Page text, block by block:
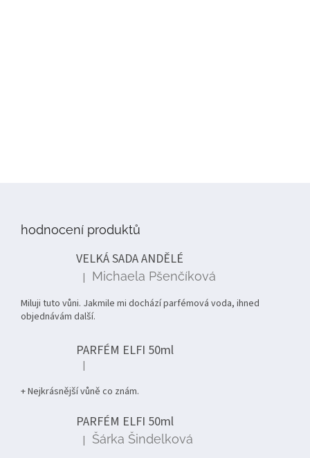
hodnocení produktů
VELKÁ SADA ANDĚLÉ
Hodnocení produktu je 5 z 5 hvězdiček.
| Michaela Pšenčíková
Miluji tuto vůni. Jakmile mi dochází parfémová voda, ihned
objednávám další.
PARFÉM ELFI 50ml
Hodnocení produktu je 5 z 5 hvězdiček.
|
+ Nejkrásnější vůně co znám.
PARFÉM ELFI 50ml
Hodnocení produktu je 5 z 5 hvězdiček.
| Šárka Šindelková